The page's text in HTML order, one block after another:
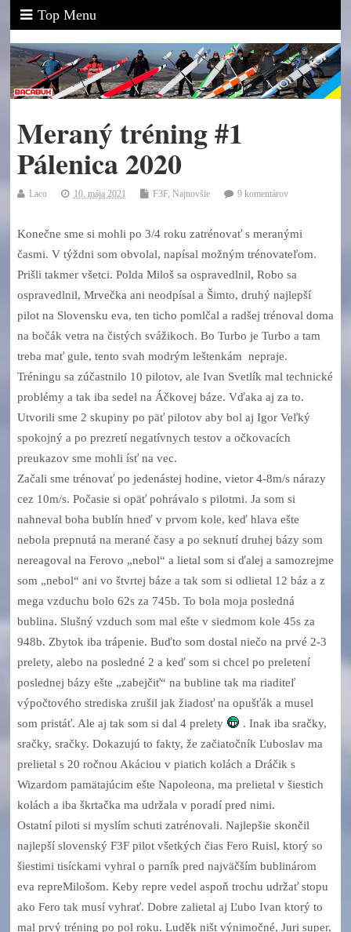
Top Menu
Meraný tréning #1
Pálenica 2020
Laco 10. mája 2021 F3F, Najnovšie 9 komentárov
Konečne sme si mohli po 3/4 roku zatrénovať s meranými
časmi. V týždni som obvolal, napísal možným trénovateľom.
Prišli takmer všetci. Polda Miloš sa ospravedlnil, Robo sa
ospravedlnil, Mrvečka ani neodpísal a Šimto, druhý najlepší
pilot na Slovensku eva, ten ticho pomlčal a radšej trénoval doma
na bočák vetra na čistých svážikoch. Bo Turbo je Turbo a tam
treba mať gule, tento svah modrým leštenkám nepraje.
Tréningu sa zúčastnilo 10 pilotov, ale Ivan Svetlík mal technické
problémy a tak iba sedel na Áčkovej báze. Vďaka aj za to.
Utvorili sme 2 skupiny po päť pilotov aby bol aj Igor Veľký
spokojný a po prezretí negatívnych testov a očkovacích
preukazov sme mohli ísť na vec.
Začali sme trénovať po jedenástej hodine, vietor 4-8m/s nárazy
cez 10m/s. Počasie si opäť pohrávalo s pilotmi. Ja som si
nahneval boha bublín hneď v prvom kole, keď hlava ešte
nebola prepnutá na merané časy a po seknutí druhej bázy som
nereagoval na Ferovo „nebol“ a lietal som si ďalej a samozrejme
som „nebol“ ani vo štvrtej báze a tak som si odlietal 12 báz a z
mega vzduchu bolo 62s za 745b. To bola moja posledná
bublina. Slušný vzduch som mal ešte v siedmom kole 45s za
948b. Zbytok iba trápenie. Buďto som dostal niečo na prvé 2-3
prelety, alebo na posledné 2 a keď som si chcel po preletení
poslednej bázy ešte „zabejčiť“ na bubline tak ma riaditeľ
výpočtového strediska zrušil jak žiadosť na opušťák a musel
som pristáť. Ale aj tak som si dal 4 prelety
. Inak iba sračky,
sračky, sračky. Dokazujú to fakty, že začiatočník Ľuboslav ma
prelietal s 20 ročnou Akáciou v piatich kolách a Dráčik s
Wizardom pamätajúcim ešte Napoleona, ma prelietal v šiestich
kolách a iba škrtačka ma udržala v poradí pred nimi.
Ostatní piloti si myslím schuti zatrénovali. Najlepšie skončil
najlepší slovenský F3F pilot všetkých čias Fero Ruisl, ktorý so
šiestimi tisíckami vyhral o parník pred najväčším bublinárom
eva repreMilošom. Keby repre vedel aspoň trochu udržať stopu
ako Fero tak musí vyhrať. Dobre zalietal aj Ľubo Ivan ktorý to
mal prvý tréning po pol roku. Luděk ništ výnimočné, Juri super,